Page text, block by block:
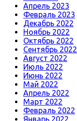
Апрель 2023
Февраль 2023
Декабрь 2022
Ноябрь 2022
Октябрь 2022
Сентябрь 2022
Август 2022
Июль 2022
Июнь 2022
Май 2022
Апрель 2022
Март 2022
Февраль 2022
Январь 2022